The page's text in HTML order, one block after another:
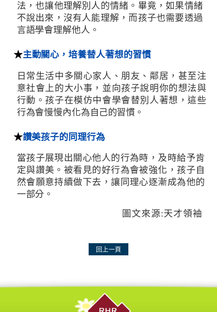
法，也讓他理解別人的情緒。畢竟，如果情緒
不說出來，沒有人能理解，而孩子也需要透過
言語學會理解他人。
★主動關心，培養替人著想的習慣
日常生活中多關心家人、朋友、鄰居，甚至注
意社會上的大小事，並向孩子說明你的想法與
行動。孩子在模仿中會學會替別人著想，這些
行為會慢慢內化為自己的習慣。
★讚美孩子的同理行為
當孩子展現出關心他人的行為時，及時給予肯
定與讚美。被看見的好行為會被強化，孩子自
然會願意持續做下去，讓同理心逐漸成為他的
一部分。
圖文來源:天才領袖
回上一頁